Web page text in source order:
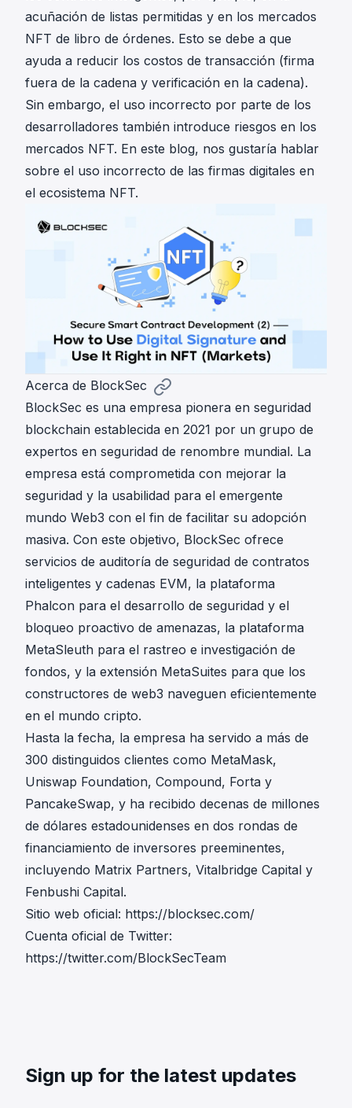
acuñación de listas permitidas y en los mercados
NFT de libro de órdenes. Esto se debe a que
ayuda a reducir los costos de transacción (firma
fuera de la cadena y verificación en la cadena).
Sin embargo, el uso incorrecto por parte de los
desarrolladores también introduce riesgos en los
mercados NFT. En este blog, nos gustaría hablar
sobre el uso incorrecto de las firmas digitales en
el ecosistema NFT.
Acerca de BlockSec
BlockSec es una empresa pionera en seguridad
blockchain establecida en 2021 por un grupo de
expertos en seguridad de renombre mundial. La
empresa está comprometida con mejorar la
seguridad y la usabilidad para el emergente
mundo Web3 con el fin de facilitar su adopción
masiva. Con este objetivo, BlockSec ofrece
servicios de auditoría de seguridad de contratos
inteligentes y cadenas EVM, la plataforma
Phalcon para el desarrollo de seguridad y el
bloqueo proactivo de amenazas, la plataforma
MetaSleuth para el rastreo e investigación de
fondos, y la extensión MetaSuites para que los
constructores de web3 naveguen eficientemente
en el mundo cripto.
Hasta la fecha, la empresa ha servido a más de
300 distinguidos clientes como MetaMask,
Uniswap Foundation, Compound, Forta y
PancakeSwap, y ha recibido decenas de millones
de dólares estadounidenses en dos rondas de
financiamiento de inversores preeminentes,
incluyendo Matrix Partners, Vitalbridge Capital y
Fenbushi Capital.
Sitio web oficial: https://blocksec.com/
Cuenta oficial de Twitter:
https://twitter.com/BlockSecTeam
Sign up for the latest updates